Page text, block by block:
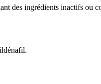
des ingrédients inactifs ou